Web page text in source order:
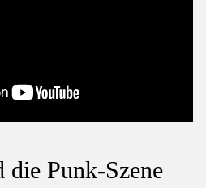
die Punk-Szene